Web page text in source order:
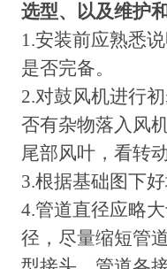
选型、以及维护
1.安装前应熟悉
是否完备。
2.对鼓风机进行
否有杂物落入风
尾部风叶，看转
3.根据基础图下
4.管道直径应略
径，尽量缩短管